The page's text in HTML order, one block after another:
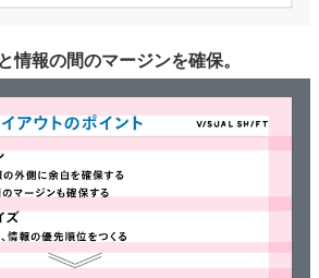
情報の間のマージンを確保。